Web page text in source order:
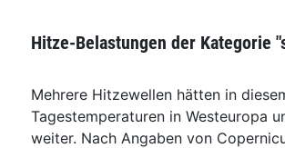
Hitze-Belastungen der Kategorie
Mehrere Hitzewellen hätten in
Tagestemperaturen in Westeuropa
weiter. Nach Angaben von